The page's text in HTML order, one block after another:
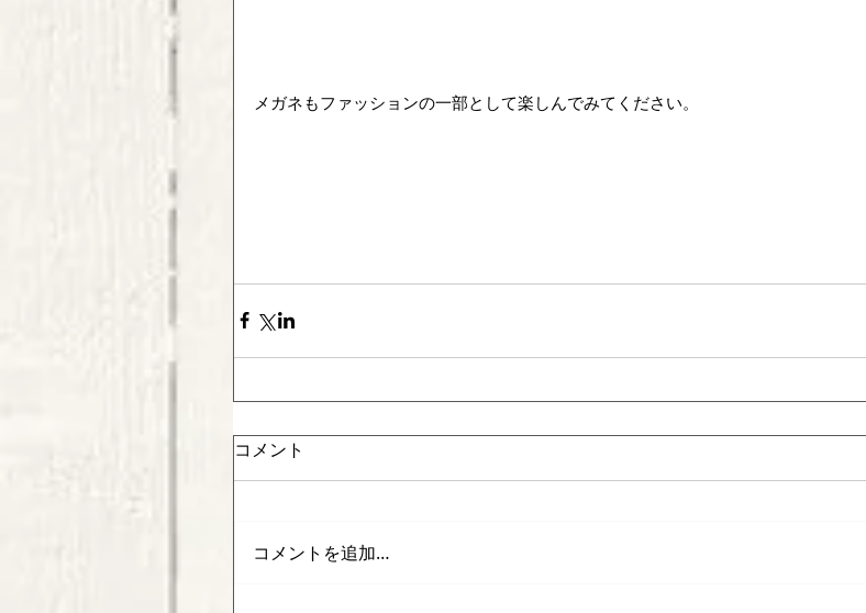
メガネもファッションの一部として楽しんでみてください。
コメント
コメントを追加…